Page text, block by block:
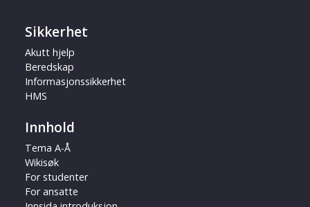
Sikkerhet
Akutt hjelp
Beredskap
Informasjonssikkerhet
HMS
Innhold
Tema A-Å
Wikisøk
For studenter
For ansatte